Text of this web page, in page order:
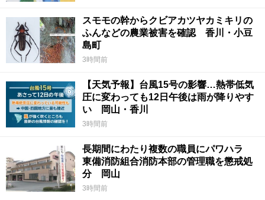
スモモの幹からクビアカツヤカミキリの
ふんなどの農業被害を確認 香川・小豆
島町
3時間前
【天気予報】台風15号の影響…熱帯低気
圧に変わっても12日午後は雨が降りやす
い 岡山・香川
3時間前
長期間にわたり複数の職員にパワハラ
東備消防組合消防本部の管理職を懲戒処
分 岡山
3時間前